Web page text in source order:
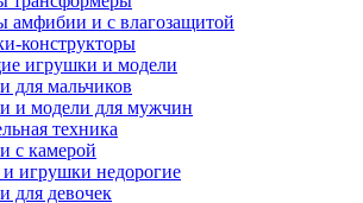
и с влагозащитой
конструкторы
игрушки и модели
для мальчиков
и модели для мужчин
техника
с камерой
игрушки недорогие
для девочек